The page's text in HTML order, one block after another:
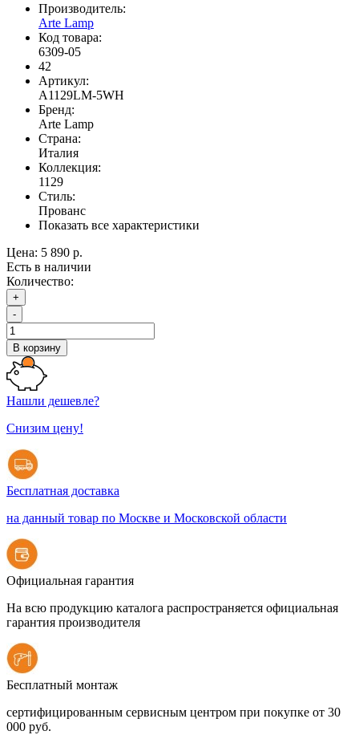
Производитель:
Arte Lamp
Код товара:
6309-05
42
Артикул:
A1129LM-5WH
Бренд:
Arte Lamp
Страна:
Италия
Коллекция:
1129
Стиль:
Прованс
Показать все характеристики
Цена: 5 890 р.
Есть в наличии
Количество:
+
-
В корзину
Нашли дешевле?
Снизим цену!
Бесплатная доставка
на данный товар по Москве и Московской области
Официальная гарантия
На всю продукцию каталога распространяется официальная
гарантия производителя
Бесплатный монтаж
сертифицированным сервисным центром при покупке от 30
000 руб.